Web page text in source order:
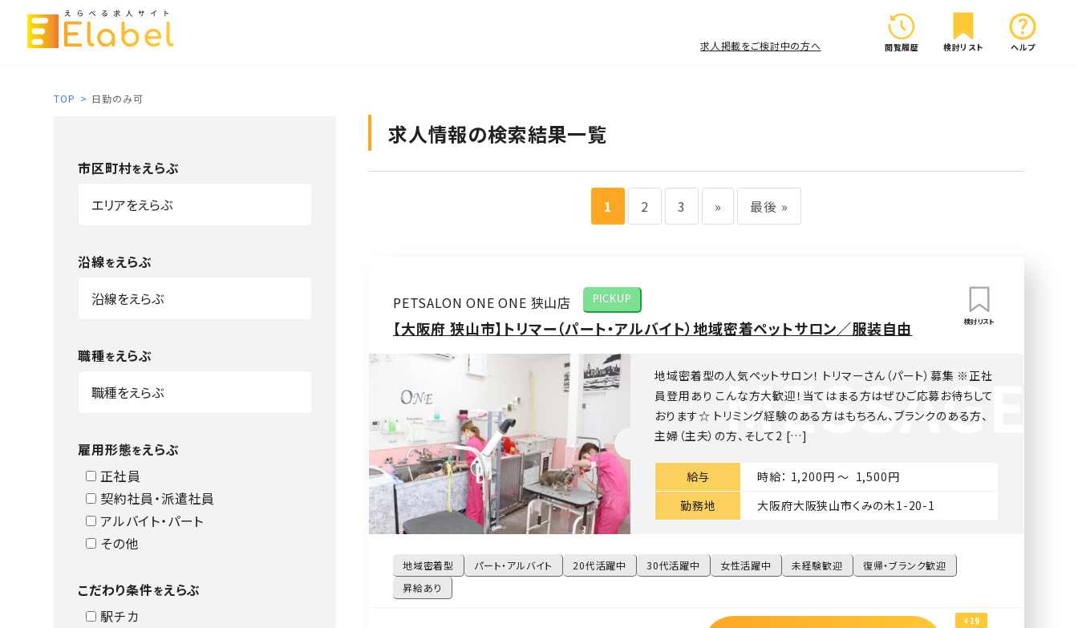
求人掲載をご検討中の方へ 閲覧履歴 検討リスト ヘルプ
TOP > 日勤のみ可
求人情報の検索結果一覧
1 2 3 » 最後 »
PETSALON ONE ONE 狭山店 PICKUP
【大阪府 狭山市】トリマー（パート・アルバイト）地域密着ペットサロン／服装自由 検討リスト
地域密着型 パート・アルバイト 20代活躍中 30代活躍中 女性活躍中 未経験歓迎
復帰・ブランク歓迎
昇給あり
地域密着型の人気ペットサロン！ トリマーさん（パート）募集 ※正社
員登用あり こんな方大歓迎！当てはまる方はぜひご応募お待ちして
おります☆ トリミング経験のある方はもちろん、ブランクのある方、
主婦（主夫）の方、そして2 […]
給与
時給： 1,200円 〜 1,500円
勤務地
大阪府大阪狭山市くみの木1-20-1
+19
市区町村をえらぶ
沿線をえらぶ
職種をえらぶ
雇用形態をえらぶ
正社員
契約社員・派遣社員
アルバイト・パート
その他
こだわり条件をえらぶ
駅チカ